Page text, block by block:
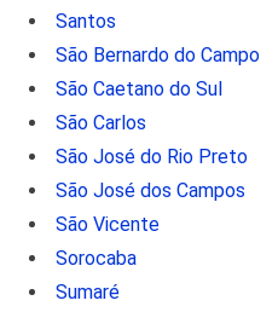
Santos
São Bernardo do Campo
São Caetano do Sul
São Carlos
São José do Rio Preto
São José dos Campos
São Vicente
Sorocaba
Sumaré